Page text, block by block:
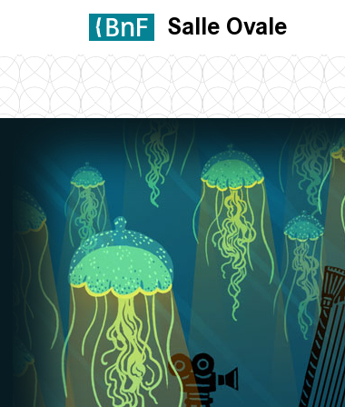
Salle Ovale